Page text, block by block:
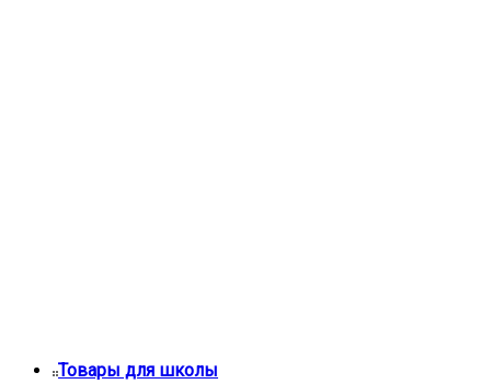
Товары для школы